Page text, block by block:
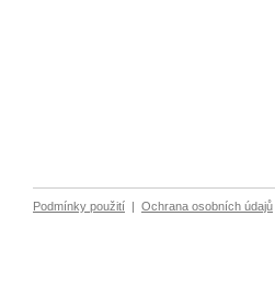
Podmínky použití | Ochrana osobních údajů